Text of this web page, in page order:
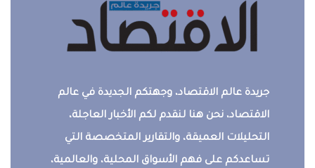
جريدة عالم الاقتصاد، وجهتكم الجديدة في عالم
الاقتصاد، نحن هنا لنقدم لكم الأخبار العاجلة،
التحليلات العميقة، والتقارير المتخصصة التي
تساعدكم على فهم الأسواق المحلية، والعالمية،